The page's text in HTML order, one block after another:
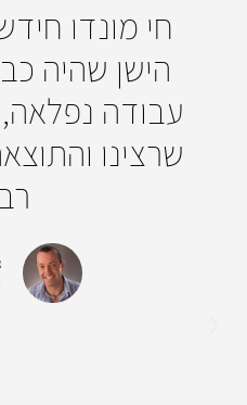
חי מונדו
עבודה
שרצינו